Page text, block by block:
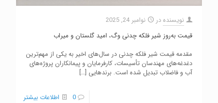
نویسندهدر
نوامبر 24, 2025
قیمت به‌روز شیر فلکه چدنی وگ، امید گلستان و میراب
مقدمه قیمت شیر فلکه چدنی در سال‌های اخیر به یکی از مهم‌ترین
دغدغه‌های مهندسان تأسیسات، کارفرمایان و پیمانکاران پروژه‌های
آب و فاضلاب تبدیل شده است. برندهایی […]
0 اطلاعات بیشتر